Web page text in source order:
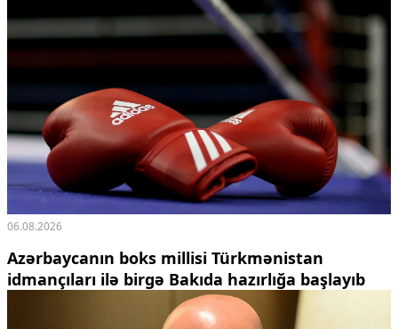
Hadisə
Sosium
Mənəvi dəyərlər
Texnologiya
Mətbuat-150
Əlaqə
Missiyamız
06.08.2026
Azərbaycanın boks millisi Türkmənistan
idmançıları ilə birgə Bakıda hazırlığa başlayıb